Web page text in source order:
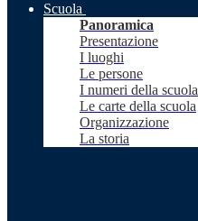
Scuola
Panoramica
Presentazione
I luoghi
Le persone
I numeri della scuola
Le carte della scuola
Organizzazione
La storia